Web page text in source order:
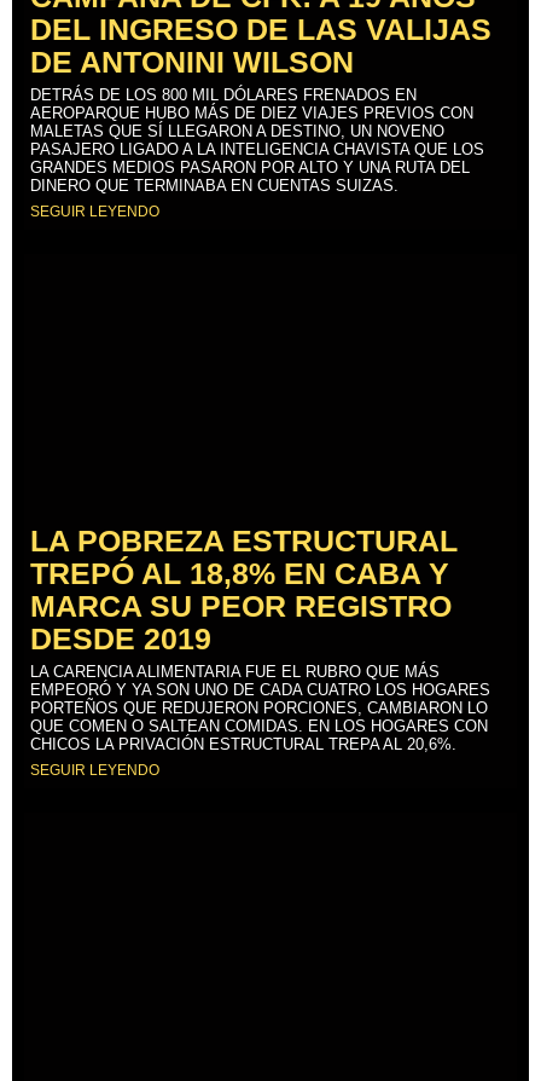
DEL INGRESO DE LAS VALIJAS
DE ANTONINI WILSON
DETRÁS DE LOS 800 MIL DÓLARES FRENADOS EN
AEROPARQUE HUBO MÁS DE DIEZ VIAJES PREVIOS CON
MALETAS QUE SÍ LLEGARON A DESTINO, UN NOVENO
PASAJERO LIGADO A LA INTELIGENCIA CHAVISTA QUE LOS
GRANDES MEDIOS PASARON POR ALTO Y UNA RUTA DEL
DINERO QUE TERMINABA EN CUENTAS SUIZAS.
SEGUIR LEYENDO
LA POBREZA ESTRUCTURAL
TREPÓ AL 18,8% EN CABA Y
MARCA SU PEOR REGISTRO
DESDE 2019
LA CARENCIA ALIMENTARIA FUE EL RUBRO QUE MÁS
EMPEORÓ Y YA SON UNO DE CADA CUATRO LOS HOGARES
PORTEÑOS QUE REDUJERON PORCIONES, CAMBIARON LO
QUE COMEN O SALTEAN COMIDAS. EN LOS HOGARES CON
CHICOS LA PRIVACIÓN ESTRUCTURAL TREPA AL 20,6%.
SEGUIR LEYENDO